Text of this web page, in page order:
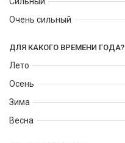
Очень сильный
ДЛЯ КАКОГО ВРЕМЕНИ ГОДА?
Лето
Осень
Зима
Весна